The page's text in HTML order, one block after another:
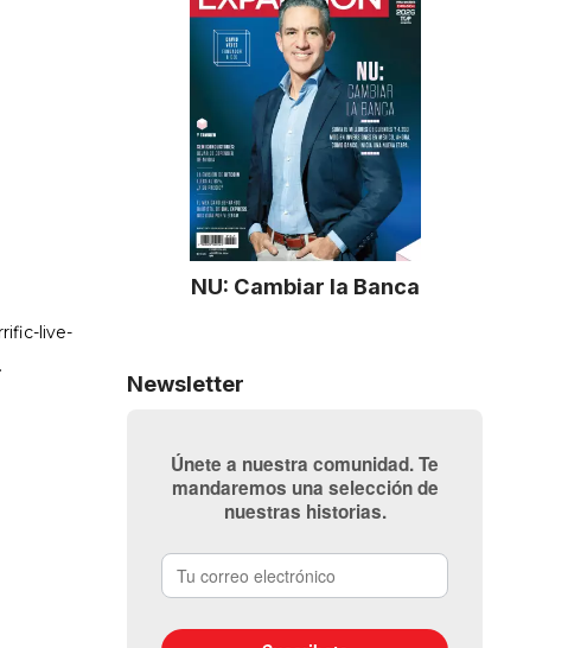
NU: Cambiar la Banca
Newsletter
Únete a nuestra comunidad. Te
mandaremos una selección de
nuestras historias.